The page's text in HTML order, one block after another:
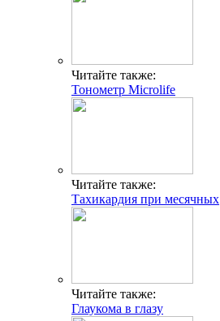
Читайте также:
Тонометр Microlife
Читайте также:
Тахикардия при месячных
Читайте также:
Глаукома в глазу